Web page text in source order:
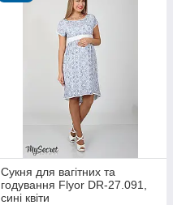
Сукня для вагітних та
годування Flyor DR-27.091,
сині квіти